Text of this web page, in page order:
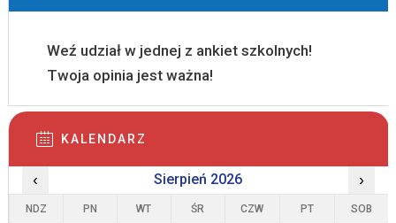
Weź udział w jednej z ankiet szkolnych!
Twoja opinia jest ważna!
KALENDARZ
‹ Sierpień 2026 ›
NDZ PN WT ŚR CZW PT SOB